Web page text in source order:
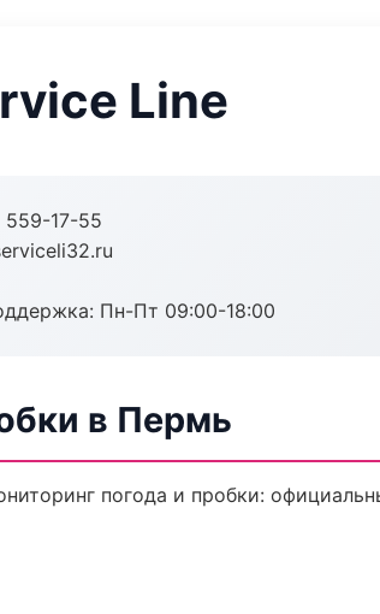
Line
17-55
Пн-Пт 09:00-18:00
в Пермь
погода и пробки: